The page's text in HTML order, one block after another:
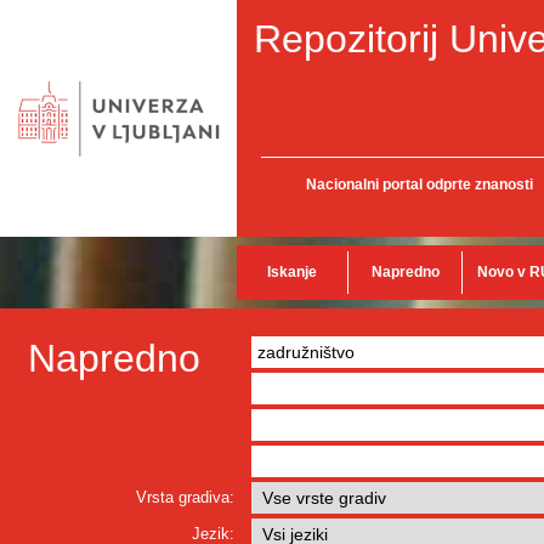
Repozitorij
Nacionalni portal odprte znanosti
Iskanje Napredno Novo v
Napredno
Vrsta gradiva:
Jezik: